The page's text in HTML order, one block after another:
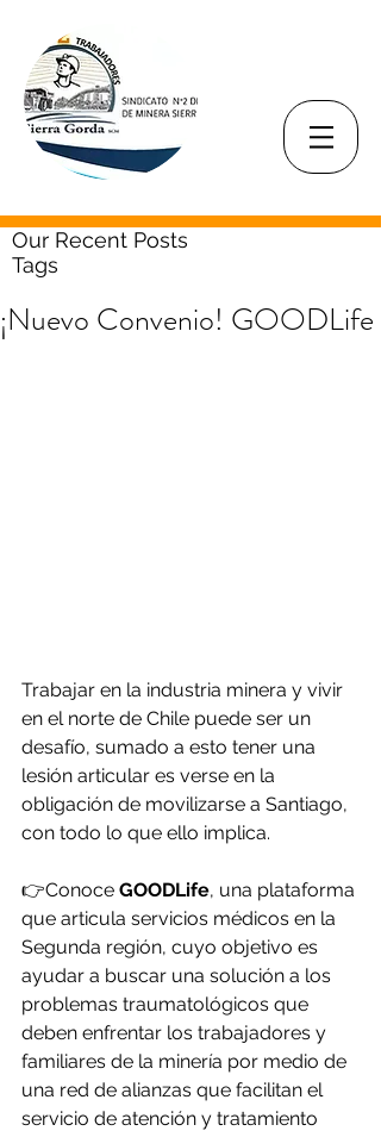
Our Recent Posts
Tags
¡Nuevo Convenio! GOODLife
Trabajar en la industria minera y vivir
en el norte de Chile puede ser un
desafío, sumado a esto tener una
lesión articular es verse en la
obligación de movilizarse a Santiago,
con todo lo que ello implica.
👉Conoce GOODLife, una plataforma
que articula servicios médicos en la
Segunda región, cuyo objetivo es
ayudar a buscar una solución a los
problemas traumatológicos que
deben enfrentar los trabajadores y
familiares de la minería por medio de
una red de alianzas que facilitan el
servicio de atención y tratamiento